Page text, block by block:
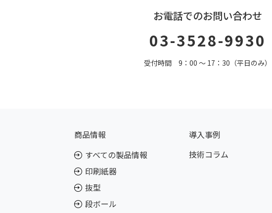
お電話でのお問い合わせ
03-3528-9930
受付時間 9：00 〜 17：30（平日のみ）
商品情報
すべての製品情報
印刷紙器
抜型
段ボール
導入事例
技術コラム